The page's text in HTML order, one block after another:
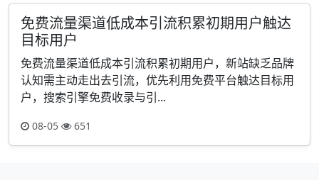
免费流量渠道低成本引流积累初期用户触达
目标用户
免费流量渠道低成本引流积累初期用户，新站缺乏品牌
认知需主动走出去引流，优先利用免费平台触达目标用
户，搜索引擎免费收录与引...
08-05 651